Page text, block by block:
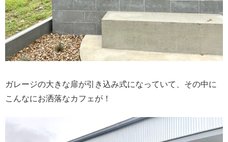
ガレージの大きな扉が引き込み式になっていて、その中に
こんなにお洒落なカフェが！